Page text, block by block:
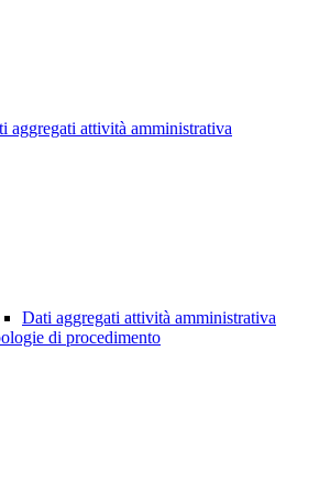
aggregati attività amministrativa
Dati aggregati attività amministrativa
di procedimento